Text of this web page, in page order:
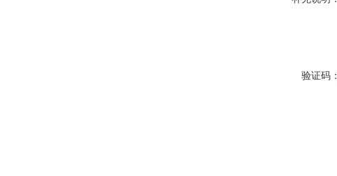
验证码：